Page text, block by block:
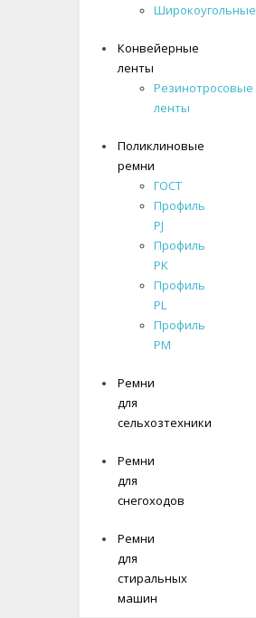
Широкоугольные
Конвейерные
ленты
Резинотросовые
ленты
Поликлиновые
ремни
ГОСТ
Профиль
PJ
Профиль
PK
Профиль
PL
Профиль
PM
Ремни
для
сельхозтехники
Ремни
для
снегоходов
Ремни
для
стиральных
машин
Широкоугольные
Конвейерные
ленты
Резинотросовые
ленты
Поликлиновые
ремни
ГОСТ
Профиль
PJ
Профиль
PK
Профиль
PL
Профиль
PM
Ремни
для
сельхозтехники
Ремни
для
снегоходов
Ремни
для
стиральных
машин
- Многоручьевые
Конвейерные ленты
Линейные
направляющие
Подшипники
Поликлиновые ремни
Ремни для автомобилей
Ремни для
сельхозтехники
Ремни для снегоходов
Ремни для стиральных
ИНФОРМАЦИЯ
О компании
Наши соцсети
Оплата и доставка
Политика Безопасности
Условия соглашения